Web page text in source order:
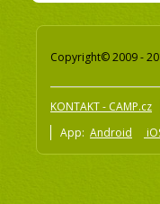
Copyright© 2009 -
KONTAKT - CAMP.cz
App: Android